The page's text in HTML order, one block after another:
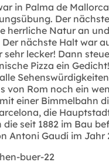
in Palma de
Der
Natur an
nächste Halt war
lecker! Dann
Pizza ein
Rom noch ein
einer
die
seit 1882 im Bau
Antoni Gaudí im